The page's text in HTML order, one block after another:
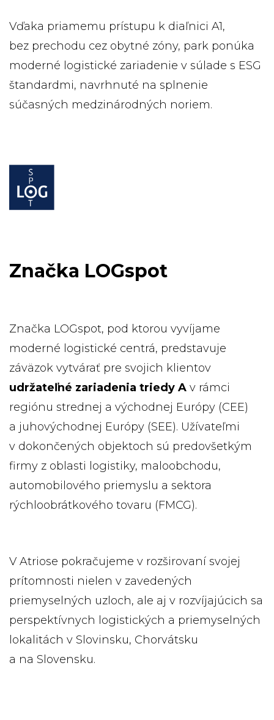
Vďaka priamemu prístupu k diaľnici A1,
bez prechodu cez obytné zóny, park ponúka
moderné logistické zariadenie v súlade s ESG
štandardmi, navrhnuté na splnenie
súčasných medzinárodných noriem.
Značka LOGspot
Značka LOGspot, pod ktorou vyvíjame
moderné logistické centrá, predstavuje
záväzok vytvárať pre svojich klientov
udržateľné zariadenia triedy A v rámci
regiónu strednej a východnej Európy (CEE)
a juhovýchodnej Európy (SEE). Užívateľmi
v dokončených objektoch sú predovšetkým
firmy z oblasti logistiky, maloobchodu,
automobilového priemyslu a sektora
rýchloobrátkového tovaru (FMCG).
V Atriose pokračujeme v rozširovaní svojej
prítomnosti nielen v zavedených
priemyselných uzloch, ale aj v rozvíjajúcich sa
perspektívnych logistických a priemyselných
lokalitách v Slovinsku, Chorvátsku
a na Slovensku.